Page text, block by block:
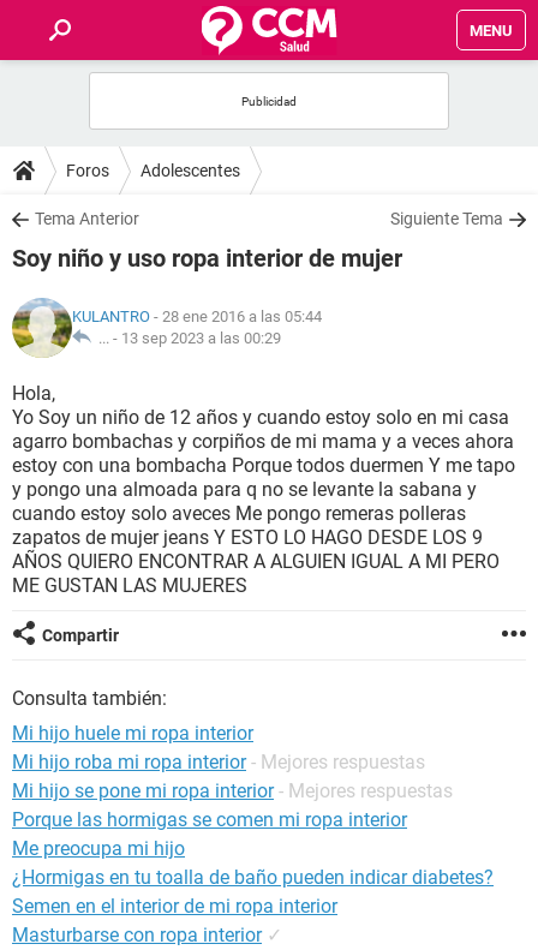
MENU
FOROS
SALUD
FAMILIA
NUTRICIÓN
BIENESTAR
SEXUALIDAD
GLOSARIO
Foros Adolescentes
Tema Anterior Siguiente Tema
Soy niño y uso ropa interior de mujer
KULANTRO - 28 ene 2016 a las 05:44
... - 13 sep 2023 a las 00:29
Hola,
Yo Soy un niño de 12 años y cuando estoy solo en mi casa
agarro bombachas y corpiños de mi mama y a veces ahora
estoy con una bombacha Porque todos duermen Y me tapo
y pongo una almoada para q no se levante la sabana y
cuando estoy solo aveces Me pongo remeras polleras
zapatos de mujer jeans Y ESTO LO HAGO DESDE LOS 9
AÑOS QUIERO ENCONTRAR A ALGUIEN IGUAL A MI PERO
ME GUSTAN LAS MUJERES
Compartir
Consulta también:
Mi hijo huele mi ropa interior
Mi hijo roba mi ropa interior - Mejores respuestas
Mi hijo se pone mi ropa interior - Mejores respuestas
Porque las hormigas se comen mi ropa interior
Me preocupa mi hijo
¿Hormigas en tu toalla de baño pueden indicar diabetes?
Semen en el interior de mi ropa interior
Masturbarse con ropa interior ✓